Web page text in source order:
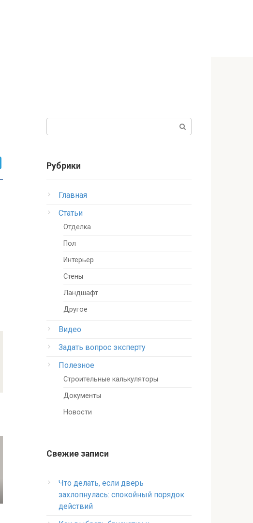
Рубрики
Главная
Статьи
Отделка
Пол
Интерьер
Стены
Ландшафт
Другое
Видео
Задать вопрос эксперту
Полезное
Строительные калькуляторы
Документы
Новости
Свежие записи
Что делать, если дверь
захлопнулась: спокойный порядок
действий